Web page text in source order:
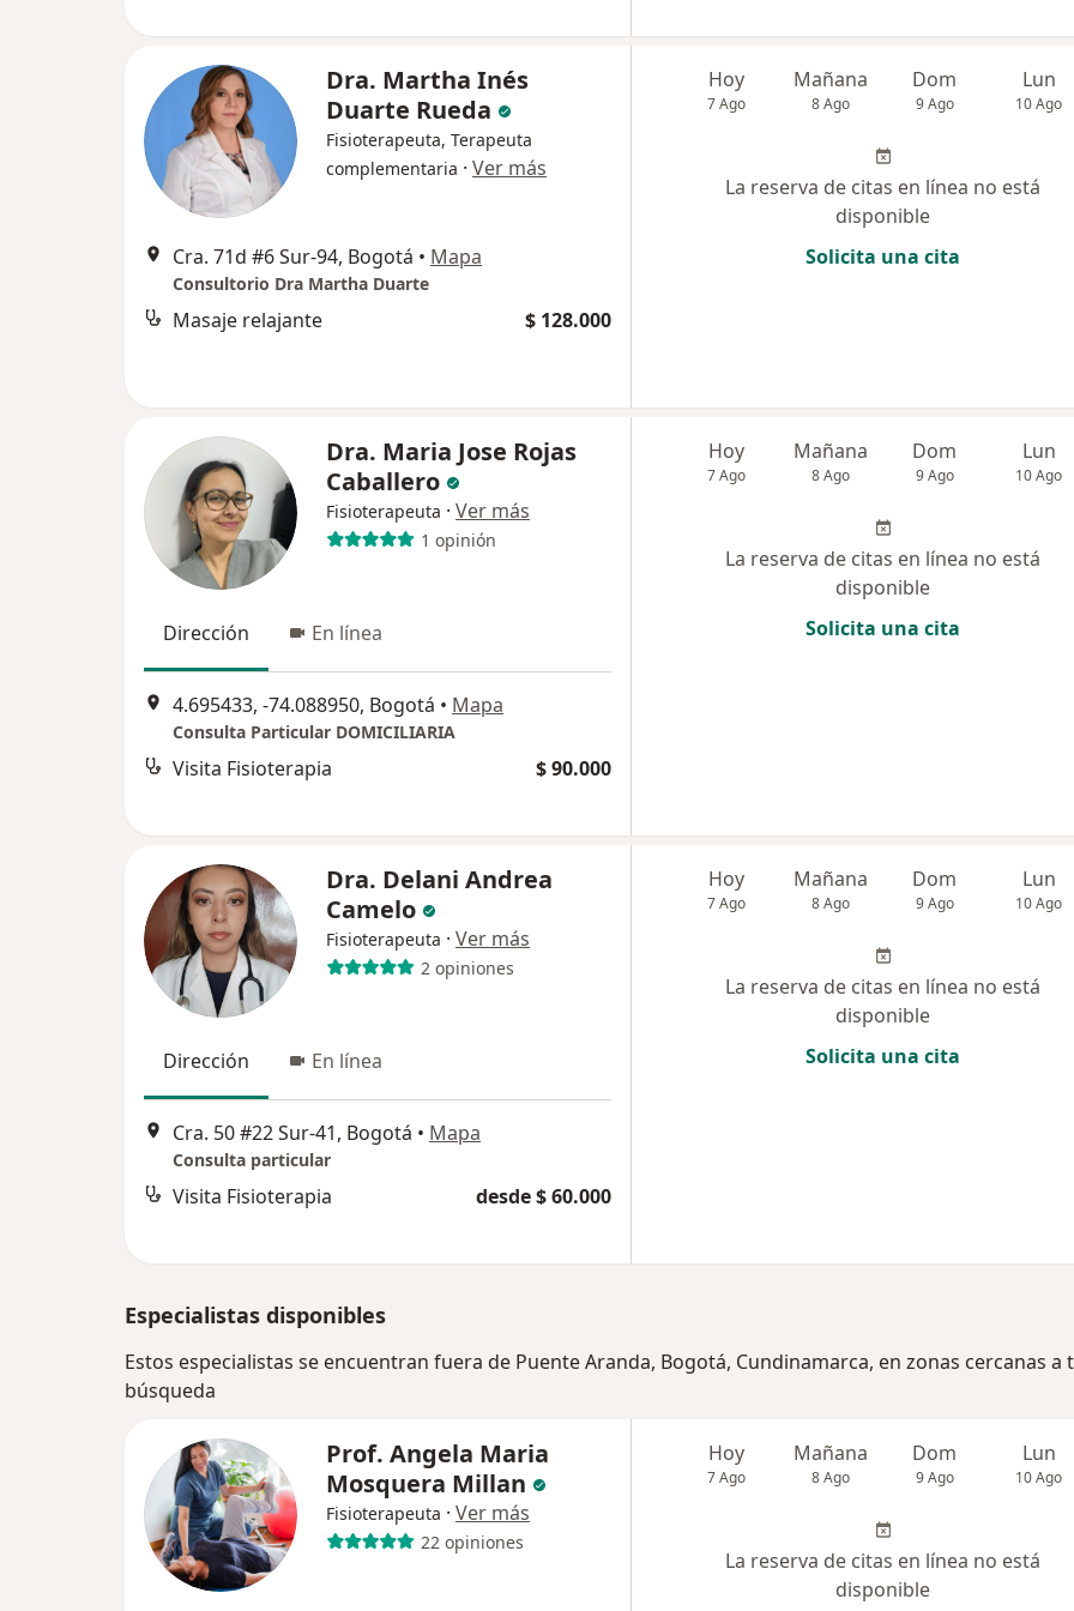
Dra. Martha Inés
Duarte Rueda
Fisioterapeuta, Terapeuta
complementaria · Ver más
Cra. 71d #6 Sur-94, Bogotá • Mapa
Consultorio Dra Martha Duarte
Masaje relajante $ 128.000
Hoy
7 Ago
Mañana
8 Ago
Dom
9 Ago
Lun
10 Ago
La reserva de citas en línea no está
disponible
Solicita una cita
Dra. Maria Jose Rojas
Caballero
Fisioterapeuta · Ver más
1 opinión
Dirección En línea
4.695433, -74.088950, Bogotá • Mapa
Consulta Particular DOMICILIARIA
Visita Fisioterapia $ 90.000
Hoy
7 Ago
Mañana
8 Ago
Dom
9 Ago
Lun
10 Ago
La reserva de citas en línea no está
disponible
Solicita una cita
Dra. Delani Andrea
Camelo
Fisioterapeuta · Ver más
2 opiniones
Dirección En línea
Cra. 50 #22 Sur-41, Bogotá • Mapa
Consulta particular
Visita Fisioterapia desde $ 60.000
Hoy
7 Ago
Mañana
8 Ago
Dom
9 Ago
Lun
10 Ago
La reserva de citas en línea no está
disponible
Solicita una cita
Especialistas disponibles
Estos especialistas se encuentran fuera de Puente Aranda, Bogotá, Cundinamarca, en zonas cercanas a
búsqueda
Prof. Angela Maria
Mosquera Millan
Fisioterapeuta · Ver más
22 opiniones
Hoy
7 Ago
Mañana
8 Ago
Dom
9 Ago
Lun
10 Ago
La reserva de citas en línea no está
disponible